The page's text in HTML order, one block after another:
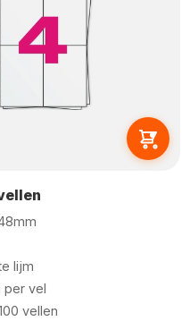
lijm
per vel
vellen